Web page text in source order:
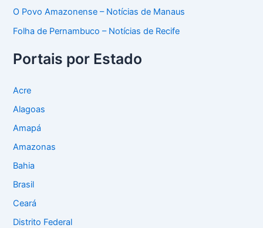
O Povo Amazonense – Notícias de Manaus
Folha de Pernambuco – Notícias de Recife
Portais por Estado
Acre
Alagoas
Amapá
Amazonas
Bahia
Brasil
Ceará
Distrito Federal